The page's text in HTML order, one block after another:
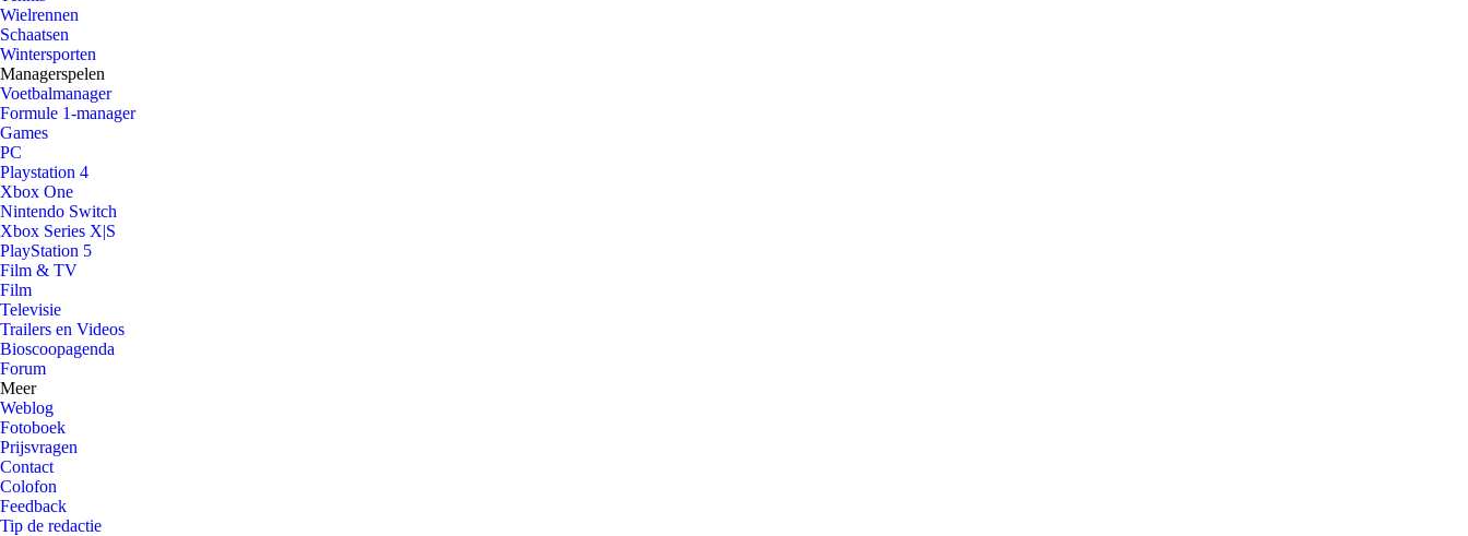
Wielrennen
Schaatsen
Wintersporten
Managerspelen
Voetbalmanager
Formule 1-manager
Games
PC
Playstation 4
Xbox One
Nintendo Switch
Xbox Series X|S
PlayStation 5
Film & TV
Film
Televisie
Trailers en Videos
Bioscoopagenda
Forum
Meer
Weblog
Fotoboek
Prijsvragen
Contact
Colofon
Feedback
Tip de redactie